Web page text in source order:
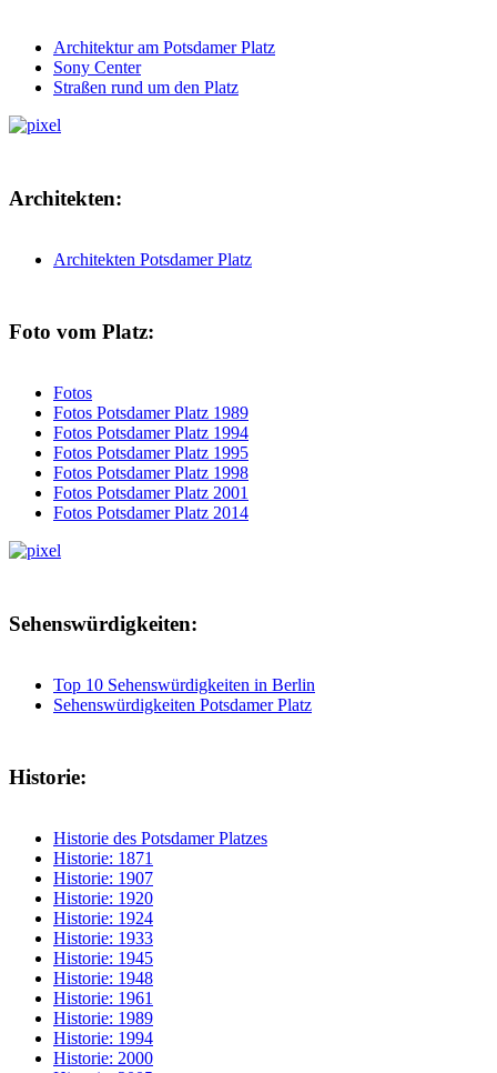
Architektur am Potsdamer Platz
Sony Center
Straßen rund um den Platz
Architekten:
Architekten Potsdamer Platz
Foto vom Platz:
Fotos
Fotos Potsdamer Platz 1989
Fotos Potsdamer Platz 1994
Fotos Potsdamer Platz 1995
Fotos Potsdamer Platz 1998
Fotos Potsdamer Platz 2001
Fotos Potsdamer Platz 2014
Sehenswürdigkeiten:
Top 10 Sehenswürdigkeiten in Berlin
Sehenswürdigkeiten Potsdamer Platz
Historie:
Historie des Potsdamer Platzes
Historie: 1871
Historie: 1907
Historie: 1920
Historie: 1924
Historie: 1933
Historie: 1945
Historie: 1948
Historie: 1961
Historie: 1989
Historie: 1994
Historie: 2000